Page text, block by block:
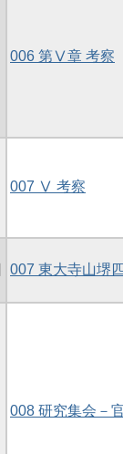
006 第Ⅴ章 考察
007 Ⅴ 考察
007 東大寺山堺
008 研究集会－